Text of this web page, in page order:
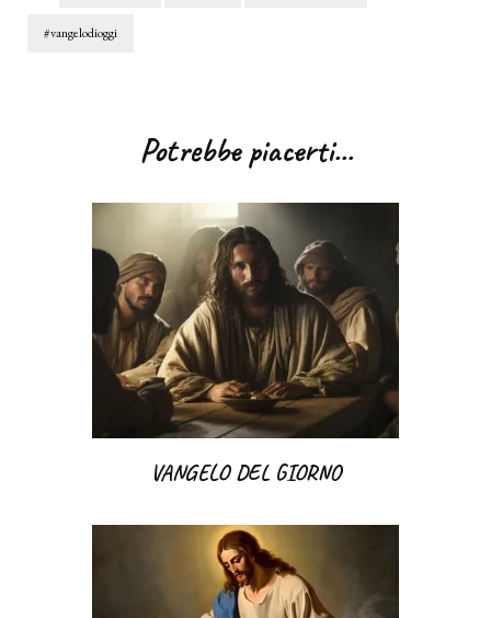
#vangelodioggi
articoliPotrebbe piacerti...
VANGELO DEL GIORNO